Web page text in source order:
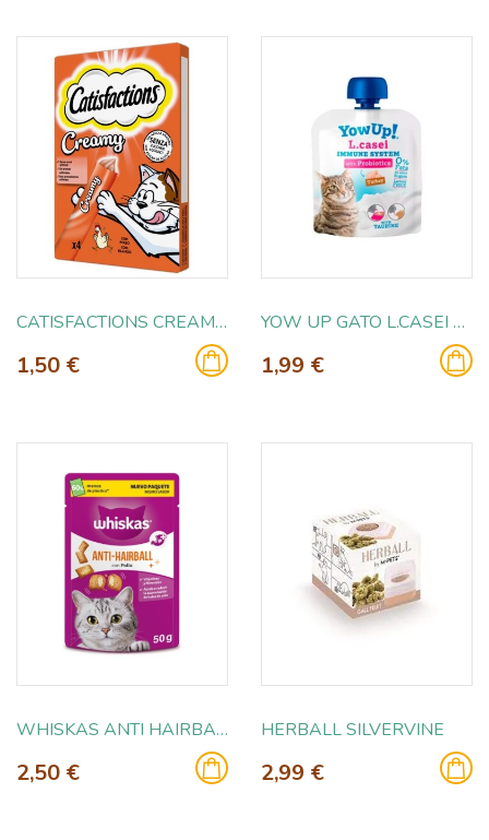
CATISFACTIONS CREAMY POLLO 4X10GR
1,50 €
YOW UP GATO L.CASEI PAVO 85GR
1,99 €
WHISKAS ANTI HAIRBALL 50GR
2,50 €
HERBALL SILVERVINE
2,99 €